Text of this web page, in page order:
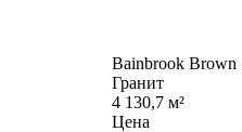
Bainbrook Brown
Гранит
4 130,7 м²
Цена